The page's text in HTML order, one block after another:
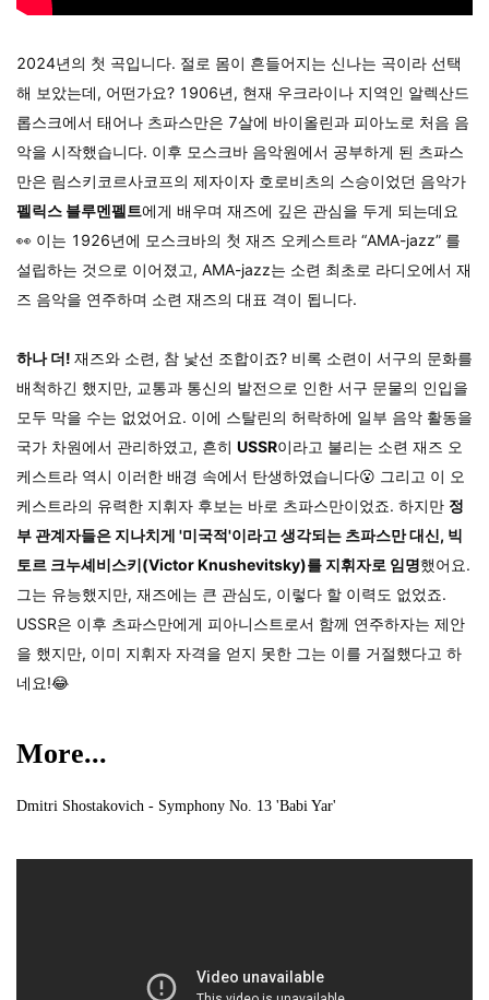
2024년의 첫 곡입니다. 절로 몸이 흔들어지는 신나는 곡이라 선택
해 보았는데, 어떤가요? 1906년, 현재 우크라이나 지역인 알렉산드
롭스크에서 태어나 츠파스만은 7살에 바이올린과 피아노로 처음 음
악을 시작했습니다. 이후 모스크바 음악원에서 공부하게 된 츠파스
만은 림스키코르사코프의 제자이자 호로비츠의 스승이었던 음악가
펠릭스 블루멘펠트에게 배우며 재즈에 깊은 관심을 두게 되는데요
👀 이는 1926년에 모스크바의 첫 재즈 오케스트라 “AMA-jazz” 를
설립하는 것으로 이어졌고, AMA-jazz는 소련 최초로 라디오에서 재
즈 음악을 연주하며 소련 재즈의 대표 격이 됩니다.
하나 더! 재즈와 소련, 참 낯선 조합이죠? 비록 소련이 서구의 문화를
배척하긴 했지만, 교통과 통신의 발전으로 인한 서구 문물의 인입을
모두 막을 수는 없었어요. 이에 스탈린의 허락하에 일부 음악 활동을
국가 차원에서 관리하였고, 흔히 USSR이라고 불리는 소련 재즈 오
케스트라 역시 이러한 배경 속에서 탄생하였습니다😮 그리고 이 오
케스트라의 유력한 지휘자 후보는 바로 츠파스만이었죠. 하지만 정
부 관계자들은 지나치게 '미국적'이라고 생각되는 츠파스만 대신, 빅
토르 크누셰비스키(Victor Knushevitsky)를 지휘자로 임명했어요.
그는 유능했지만, 재즈에는 큰 관심도, 이렇다 할 이력도 없었죠.
USSR은 이후 츠파스만에게 피아니스트로서 함께 연주하자는 제안
을 했지만, 이미 지휘자 자격을 얻지 못한 그는 이를 거절했다고 하
네요!😂
More...
Dmitri Shostakovich - Symphony No. 13 'Babi Yar'